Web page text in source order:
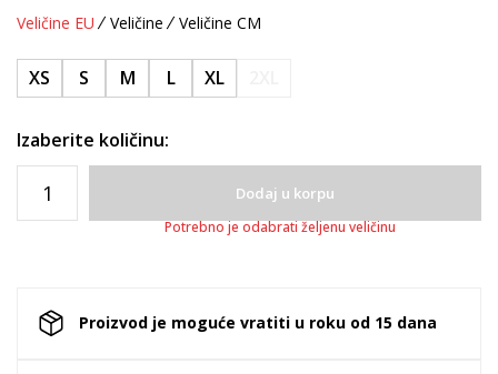
Veličine EU Veličine Veličine CM
XS S M L XL
Izaberite količinu:
Dodaj u korpu
Potrebno je odabrati željenu veličinu
Proizvod je moguće vratiti u roku od 15 dana